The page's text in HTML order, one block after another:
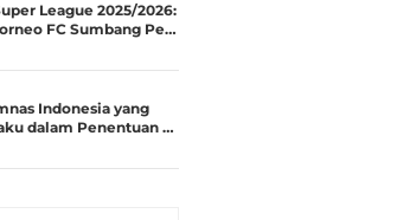
League 2025/2026:
FC Sumbang Pe…
Indonesia yang
dalam Penentuan …